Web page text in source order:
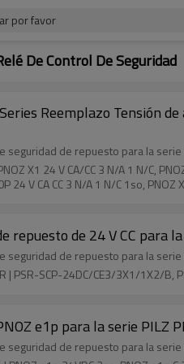
por favor
De Control De Seguridad
Reemplazo Tensión
seguridad de repuesto para la
X1 24 V CA/CC 3 N/A 1 N/C,
24 V CA CC 3 N/A 1 N/C 1so, PNOZ
repuesto de 24 V CC para
seguridad de repuesto para la
| PSR-SCP-24DC/CE3/3X1/1X2/
e1p para la serie PILZ
seguridad de repuesto para la